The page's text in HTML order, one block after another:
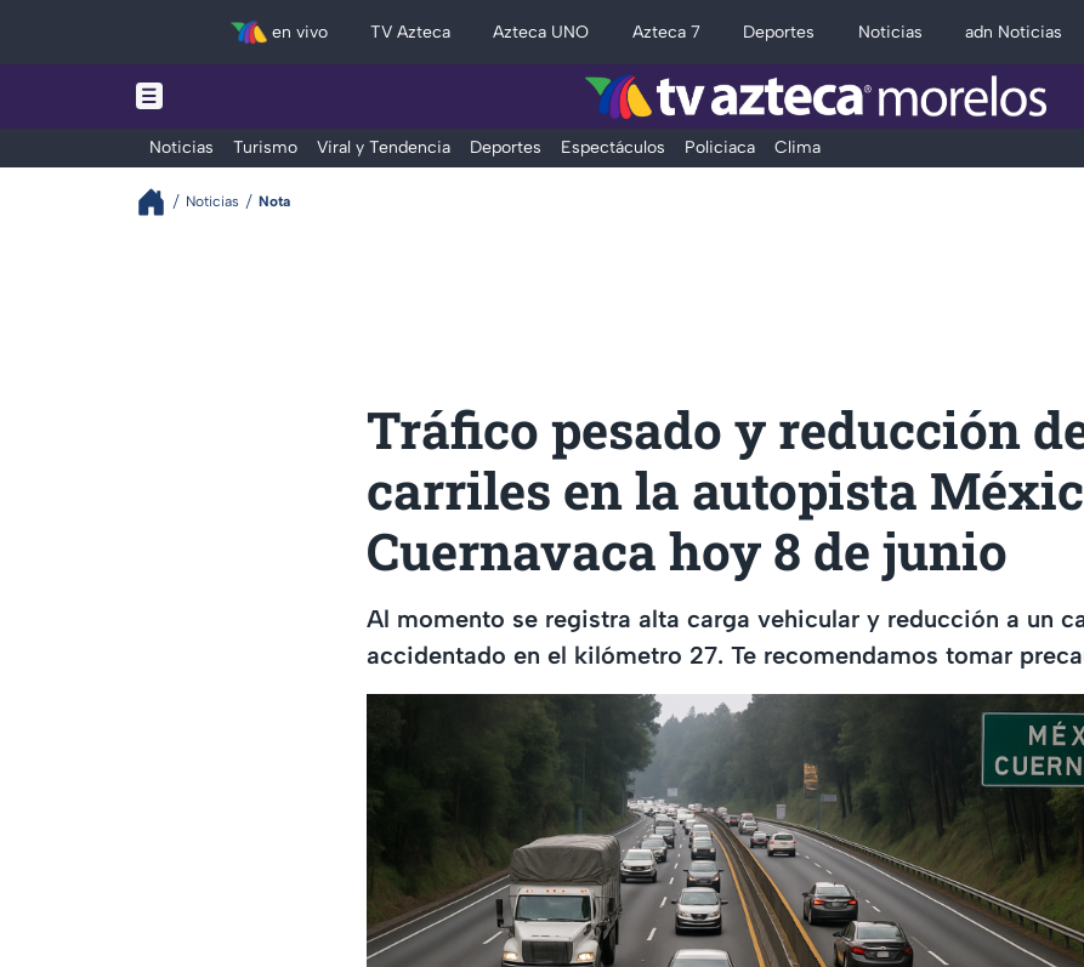
en vivo TV Azteca Azteca UNO Azteca 7 Deportes Noticias adn Noticias
Noticias Turismo Viral y Tendencia Deportes Espectáculos Policiaca Clima
Noticias Nota
Tráfico pesado y reducción
carriles en la autopista
Cuernavaca hoy 8 de junio
Al momento se registra alta carga vehicular y reducción a un
accidentado en el kilómetro 27. Te recomendamos tomar